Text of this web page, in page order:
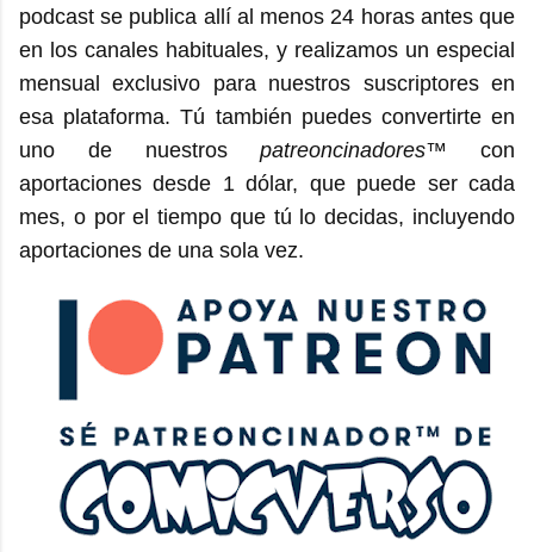
podcast se publica allí al menos 24 horas antes que
en los canales habituales, y realizamos un especial
mensual exclusivo para nuestros suscriptores en
esa plataforma. Tú también puedes convertirte en
uno de nuestrospatreoncinadores™ con
aportaciones desde 1 dólar, que puede ser cada
mes, o por el tiempo que tú lo decidas, incluyendo
aportaciones de una sola vez.